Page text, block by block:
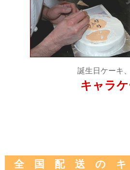
誕生日ケーキ
キャラ
全 国 配 送 の